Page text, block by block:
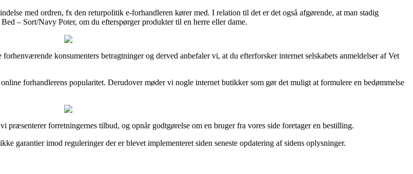
med ordren, fx den returpolitik e-forhandleren kører med. I relation til det er det også afgørende, at man stadig
– Sort/Navy Poter, om du efterspørger produkter til en herre eller dame.
konsumenters betragtninger og derved anbefaler vi, at du efterforsker internet selskabets anmeldelser af Vet
forhandlerens popularitet. Derudover møder vi nogle internet butikker som gør det muligt at formulere en bedømmelse
præsenterer forretningernes tilbud, og opnår godtgørelse om en bruger fra vores side foretager en bestilling.
garantier imod reguleringer der er blevet implementeret siden seneste opdatering af sidens oplysninger.